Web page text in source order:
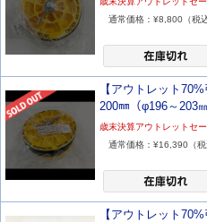
通常価格：¥8,800 （税
【アウトレット
200㎜（φ196～203
歳末決算アウトレットセ
通常価格：¥16,390 （
【アウトレット